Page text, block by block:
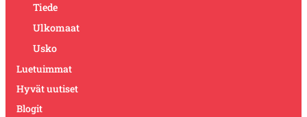
Tiede
Ulkomaat
Usko
Luetuimmat
Hyvät uutiset
Blogit